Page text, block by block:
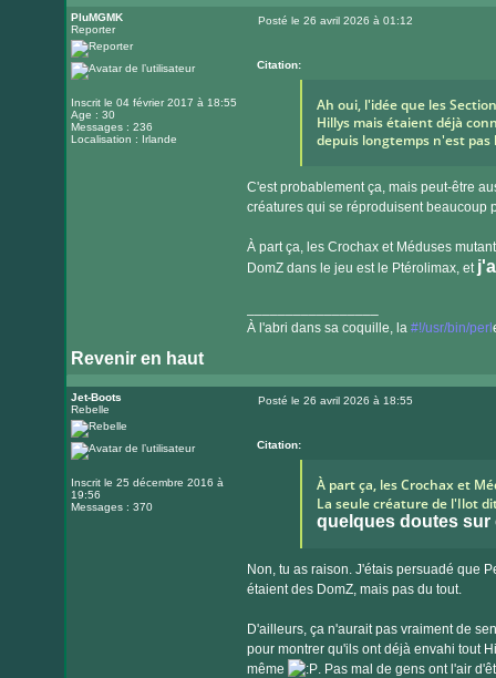
PluMGMK
Reporter
Inscrit le 04 février 2017 à 18:55
Age : 30
Messages : 236
Localisation : Irlande
Posté le 26 avril 2026 à 01:12
Citation:
Ah oui, l'idée que les
Hillys mais étaient déjà
depuis longtemps n'est pas
C'est probablement ça, mais peut-être
créatures qui se réproduisent beaucoup
À part ça, les Crochax et Méduses
DomZ dans le jeu est le Ptérolimax, et
À l'abri dans sa coquille, la #!/usr/bin/perl
Revenir en haut
le
Jet-Boots
Rebelle
Inscrit le 25 décembre 2016 à
19:56
Messages : 370
Posté le 26 avril 2026 à 18:55
Citation:
À part ça, les Crochax et
La seule créature de l'Ilot
quelques doutes sur
Non, tu as raison. J'étais persuadé que
étaient des DomZ, mais pas du tout.
D'ailleurs, ça n'aurait pas vraiment de
pour montrer qu'ils ont déjà envahi tout
même
. Pas mal de gens ont l'air